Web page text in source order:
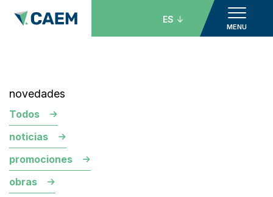
MENU
ES
novedades
Todos
noticias
promociones
obras